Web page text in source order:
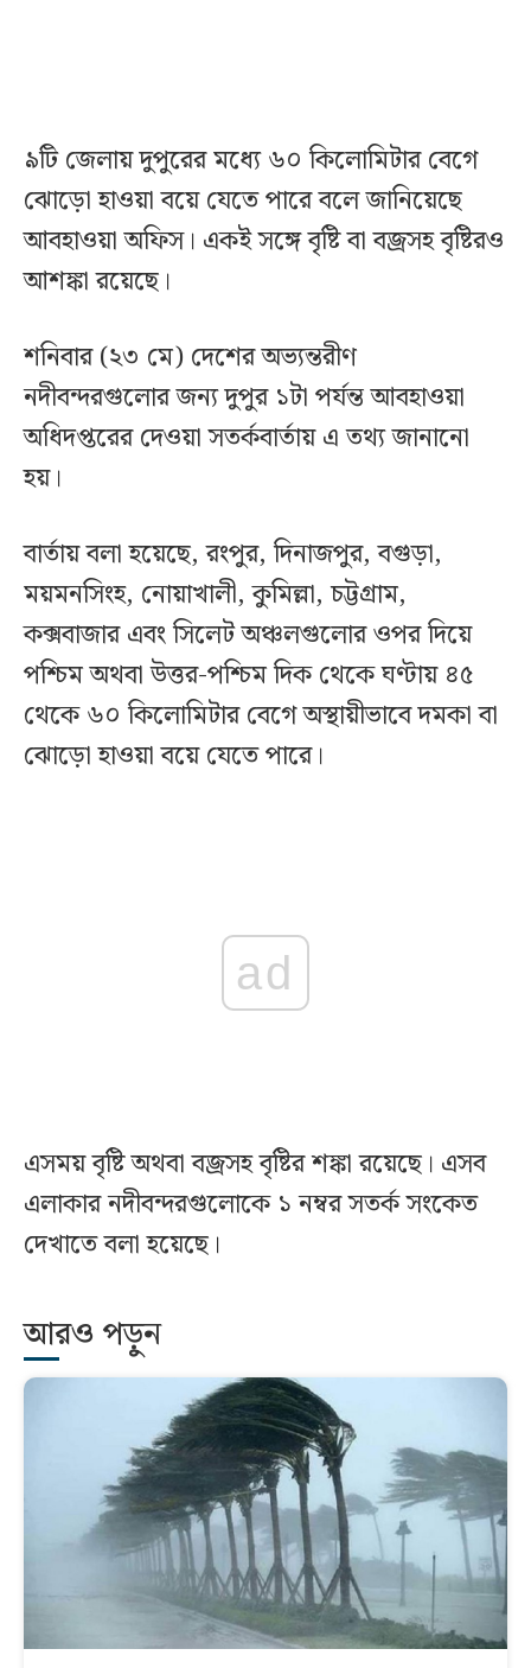
৯টি জেলায় দুপুরের মধ্যে ৬০ কিলোমিটার বেগে
ঝোড়ো হাওয়া বয়ে যেতে পারে বলে জানিয়েছে
আবহাওয়া অফিস। একই সঙ্গে বৃষ্টি বা বজ্রসহ বৃষ্টিরও
আশঙ্কা রয়েছে।
শনিবার (২৩ মে) দেশের অভ্যন্তরীণ
নদীবন্দরগুলোর জন্য দুপুর ১টা পর্যন্ত আবহাওয়া
অধিদপ্তরের দেওয়া সতর্কবার্তায় এ তথ্য জানানো
হয়।
বার্তায় বলা হয়েছে, রংপুর, দিনাজপুর, বগুড়া,
ময়মনসিংহ, নোয়াখালী, কুমিল্লা, চট্টগ্রাম,
কক্সবাজার এবং সিলেট অঞ্চলগুলোর ওপর দিয়ে
পশ্চিম অথবা উত্তর-পশ্চিম দিক থেকে ঘণ্টায় ৪৫
থেকে ৬০ কিলোমিটার বেগে অস্থায়ীভাবে দমকা বা
ঝোড়ো হাওয়া বয়ে যেতে পারে।
ad
এসময় বৃষ্টি অথবা বজ্রসহ বৃষ্টির শঙ্কা রয়েছে। এসব
এলাকার নদীবন্দরগুলোকে ১ নম্বর সতর্ক সংকেত
দেখাতে বলা হয়েছে।
আরও পড়ুন